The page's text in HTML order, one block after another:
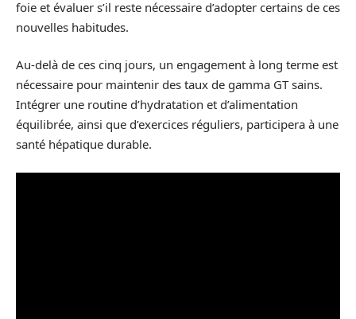
foie et évaluer s’il reste nécessaire d’adopter certains de ces
nouvelles habitudes.
Au-delà de ces cinq jours, un engagement à long terme est
nécessaire pour maintenir des taux de gamma GT sains.
Intégrer une routine d’hydratation et d’alimentation
équilibrée, ainsi que d’exercices réguliers, participera à une
santé hépatique durable.